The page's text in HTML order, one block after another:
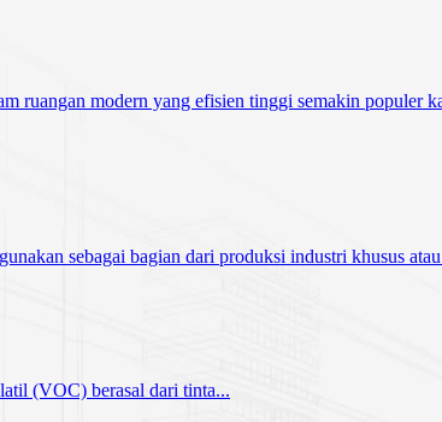
ruangan modern yang efisien tinggi semakin populer
sebagai bagian dari produksi industri khusus
(VOC) berasal dari tinta...